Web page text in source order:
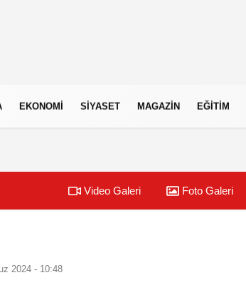
EKONOMI SIYASET MAGAZIN EĞITIM
Video Galeri Foto Galeri
2024 - 10:48